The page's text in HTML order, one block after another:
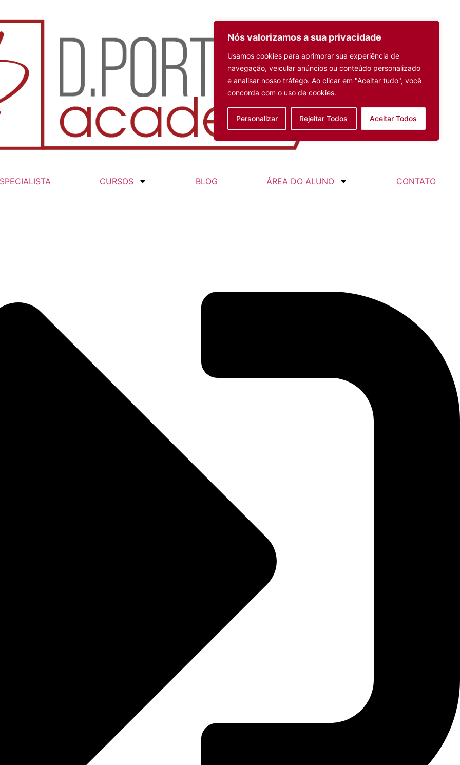
Nós valorizamos a sua privacidade
Usamos cookies para aprimorar sua experiência de
navegação, veicular anúncios ou conteúdo personalizado
e analisar nosso tráfego. Ao clicar em "Aceitar tudo", você
concorda com o uso de cookies.
Personalizar Rejeitar Todos Aceitar Todos
CURSOS BLOG ÁREA DO ALUNO CONTATO